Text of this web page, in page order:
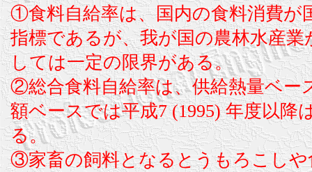
①食料自給率は、国内の食料消費が
指標であるが、我が国の農林水産
しては一定の限界がある。
②総合食料自給率は、供給熱量ベー
額ベースでは平成7 (1995) 年度以降
る。
③家畜の飼料となるとうもろこしや